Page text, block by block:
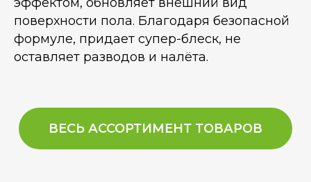
поверхности пола. Благодаря безопасной
формуле, придает супер-блеск, не
оставляет разводов и налёта.
ВЕСЬ АССОРТИМЕНТ ТОВАРОВ